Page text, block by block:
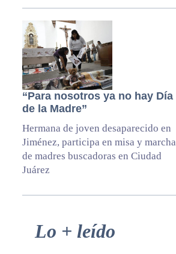
“Para nosotros ya no hay Día
de la Madre”
Hermana de joven desaparecido en
Jiménez, participa en misa y marcha
de madres buscadoras en Ciudad
Juárez
Primary
Lo + leído